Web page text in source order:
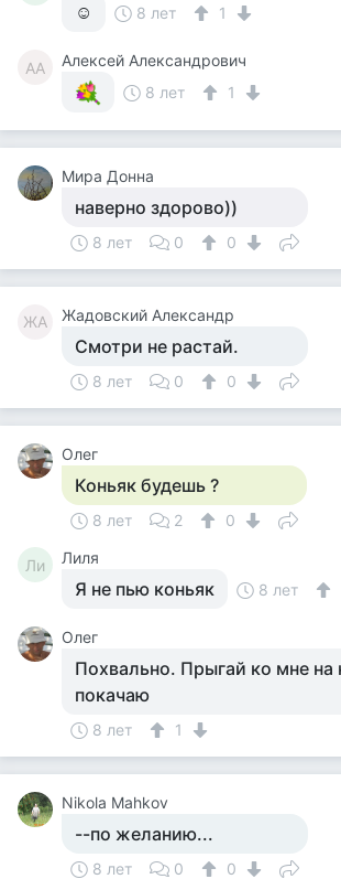
☺ 8 лет 1
АА
Алексей Александрович
8 лет
1
Мира Донна
наверно здорово))
8 лет 0 0
ЖА Жадовский Александр
Смотри не растай.
8 лет 0 0
Олег
Коньяк будешь ?
8 лет 2 0
Ли Лиля
Я не пью коньяк 8 лет
Олег
Похвально. Прыгай ко мне на
покачаю
8 лет 1
Nikola Mahkov
--по желанию...
8 лет 0 0